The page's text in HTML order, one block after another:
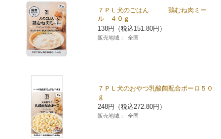
ニンテンドー・ダウンロードカード
スキャン
ファクス
プリペイドサービス
スポーツ振興くじ
セブン銀行ATM
ご利用可能なお支払い方法
スマホプリペイド
レジでApple Accountにチャージ
チケットぴあ
イープラス
CNプレイガイド
タワーレコード
セブンネットショッピング
停電時のサービス停止のお知らせ
貸借対照表・損益計算書
売上高、店舗数推移
セブン‐イレブンの海外事業
サステナビリティ推進体制
GREEN CHALLENGE 2050
サステナビリティニュース
サステナビリティレポート
店舗検索
ネットショッピング
お問い合わせ
Language
中文[繁體字](服務)
简体中文(服务)
한국어(서비스)
７ＰＬ犬のごはん 鶏むね肉ミー
ル ４０ｇ
138円（税込151.80円）
販売地域： 全国
７ＰＬ犬のおやつ乳酸菌配合ボーロ５０
ｇ
248円（税込272.80円）
販売地域： 全国